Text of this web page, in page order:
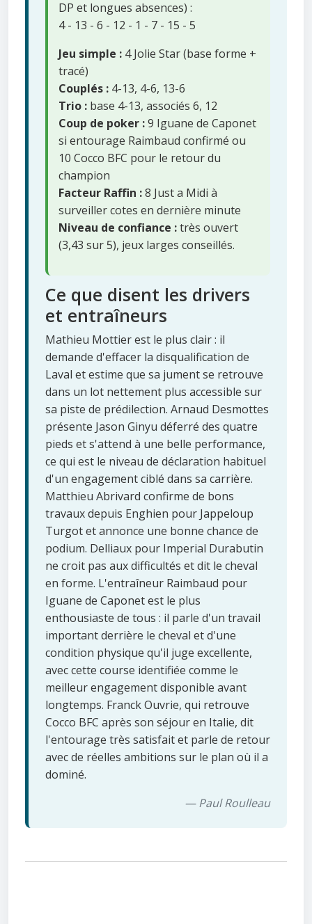
DP et longues absences) :
4 - 13 - 6 - 12 - 1 - 7 - 15 - 5
Jeu simple : 4 Jolie Star (base forme +
tracé)
Couplés : 4-13, 4-6, 13-6
Trio : base 4-13, associés 6, 12
Coup de poker :9 Iguane de Caponet
si entourage Raimbaud confirmé ou
10 Cocco BFC pour le retour du
champion
Facteur Raffin :8 Just a Midi à
surveiller cotes en dernière minute
Niveau de confiance :très ouvert
(3,43 sur 5), jeux larges conseillés.
Ce que disent les drivers
et entraîneurs
Mathieu Mottier est le plus clair : il
demande d'effacer la disqualification de
Laval et estime que sa jument se retrouve
dans un lot nettement plus accessible sur
sa piste de prédilection. Arnaud Desmottes
présente Jason Ginyu déferré des quatre
pieds et s'attend à une belle performance,
ce qui est le niveau de déclaration habituel
d'un engagement ciblé dans sa carrière.
Matthieu Abrivard confirme de bons
travaux depuis Enghien pour Jappeloup
Turgot et annonce une bonne chance de
podium. Delliaux pour Imperial Durabutin
ne croit pas aux difficultés et dit le cheval
en forme. L'entraîneur Raimbaud pour
Iguane de Caponet est le plus
enthousiaste de tous : il parle d'un travail
important derrière le cheval et d'une
condition physique qu'il juge excellente,
avec cette course identifiée comme le
meilleur engagement disponible avant
longtemps. Franck Ouvrie, qui retrouve
Cocco BFC après son séjour en Italie, dit
l'entourage très satisfait et parle de retour
avec de réelles ambitions sur le plan où il a
dominé.
— Paul Roulleau